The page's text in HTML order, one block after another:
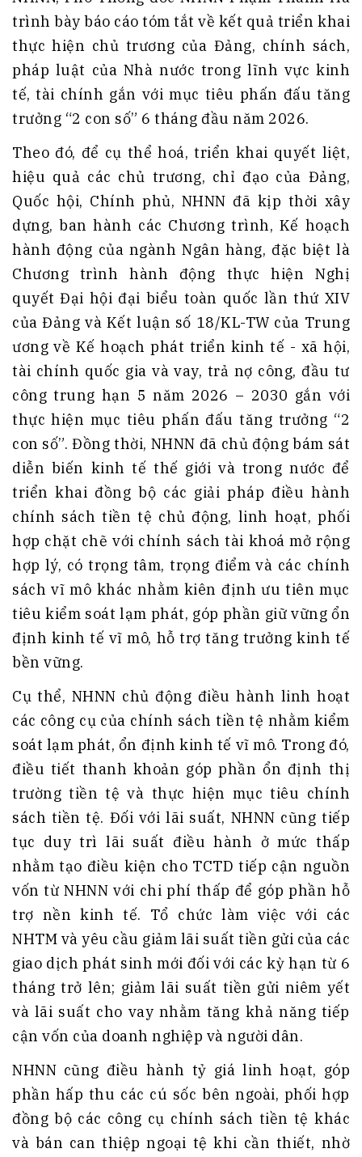
trình bày báo cáo tóm tắt về kết quả triển khai
thực hiện chủ trương của Đảng, chính sách,
pháp luật của Nhà nước trong lĩnh vực kinh
tế, tài chính gắn với mục tiêu phấn đấu tăng
trưởng “2 con số” 6 tháng đầu năm 2026.
Theo đó, để cụ thể hoá, triển khai quyết liệt,
hiệu quả các chủ trương, chỉ đạo của Đảng,
Quốc hội, Chính phủ, NHNN đã kịp thời xây
dựng, ban hành các Chương trình, Kế hoạch
hành động của ngành Ngân hàng, đặc biệt là
Chương trình hành động thực hiện Nghị
quyết Đại hội đại biểu toàn quốc lần thứ XIV
của Đảng và Kết luận số 18/KL-TW của Trung
ương về Kế hoạch phát triển kinh tế - xã hội,
tài chính quốc gia và vay, trả nợ công, đầu tư
công trung hạn 5 năm 2026 – 2030 gắn với
thực hiện mục tiêu phấn đấu tăng trưởng “2
con số”. Đồng thời, NHNN đã chủ động bám sát
diễn biến kinh tế thế giới và trong nước để
triển khai đồng bộ các giải pháp điều hành
chính sách tiền tệ chủ động, linh hoạt, phối
hợp chặt chẽ với chính sách tài khoá mở rộng
hợp lý, có trọng tâm, trọng điểm và các chính
sách vĩ mô khác nhằm kiên định ưu tiên mục
tiêu kiểm soát lạm phát, góp phần giữ vững ổn
định kinh tế vĩ mô, hỗ trợ tăng trưởng kinh tế
bền vững.
Cụ thể, NHNN chủ động điều hành linh hoạt
các công cụ của chính sách tiền tệ nhằm kiểm
soát lạm phát, ổn định kinh tế vĩ mô. Trong đó,
điều tiết thanh khoản góp phần ổn định thị
trường tiền tệ và thực hiện mục tiêu chính
sách tiền tệ. Đối với lãi suất, NHNN cũng tiếp
tục duy trì lãi suất điều hành ở mức thấp
nhằm tạo điều kiện cho TCTD tiếp cận nguồn
vốn từ NHNN với chi phí thấp để góp phần hỗ
trợ nền kinh tế. Tổ chức làm việc với các
NHTM và yêu cầu giảm lãi suất tiền gửi của các
giao dịch phát sinh mới đối với các kỳ hạn từ 6
tháng trở lên; giảm lãi suất tiền gửi niêm yết
và lãi suất cho vay nhằm tăng khả năng tiếp
cận vốn của doanh nghiệp và người dân.
NHNN cũng điều hành tỷ giá linh hoạt, góp
phần hấp thu các cú sốc bên ngoài, phối hợp
đồng bộ các công cụ chính sách tiền tệ khác
và bán can thiệp ngoại tệ khi cần thiết, nhờ